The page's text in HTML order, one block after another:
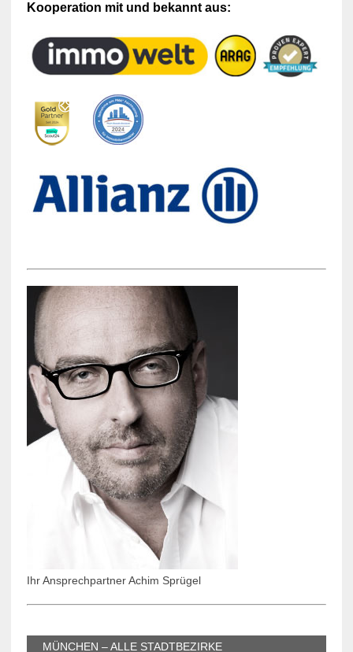
Kooperation mit und bekannt aus:
Ihr Ansprechpartner Achim Sprügel
MÜNCHEN – ALLE STADTBEZIRKE